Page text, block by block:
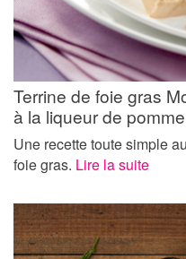
Terrine de foie gras
à la liqueur de pomme
Une recette toute simple
foie gras. Lire la suite